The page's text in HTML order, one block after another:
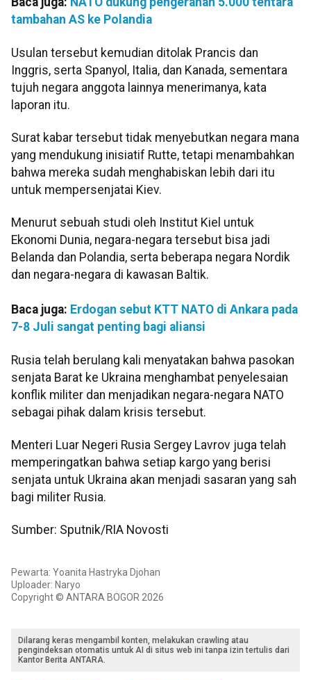
tambahan AS ke Polandia
Usulan tersebut kemudian ditolak Prancis dan
Inggris, serta Spanyol, Italia, dan Kanada, sementara
tujuh negara anggota lainnya menerimanya, kata
laporan itu.
Surat kabar tersebut tidak menyebutkan negara mana
yang mendukung inisiatif Rutte, tetapi menambahkan
bahwa mereka sudah menghabiskan lebih dari itu
untuk mempersenjatai Kiev.
Menurut sebuah studi oleh Institut Kiel untuk
Ekonomi Dunia, negara-negara tersebut bisa jadi
Belanda dan Polandia, serta beberapa negara Nordik
dan negara-negara di kawasan Baltik.
Baca juga: Erdogan sebut KTT NATO di Ankara pada
7-8 Juli sangat penting bagi aliansi
Rusia telah berulang kali menyatakan bahwa pasokan
senjata Barat ke Ukraina menghambat penyelesaian
konflik militer dan menjadikan negara-negara NATO
sebagai pihak dalam krisis tersebut.
Menteri Luar Negeri Rusia Sergey Lavrov juga telah
memperingatkan bahwa setiap kargo yang berisi
senjata untuk Ukraina akan menjadi sasaran yang sah
bagi militer Rusia.
Sumber: Sputnik/RIA Novosti
Pewarta: Yoanita Hastryka Djohan
Uploader: Naryo
Copyright © ANTARA BOGOR 2026
Dilarang keras mengambil konten, melakukan crawling atau
pengindeksan otomatis untuk AI di situs web ini tanpa izin tertulis dari
Kantor Berita ANTARA.